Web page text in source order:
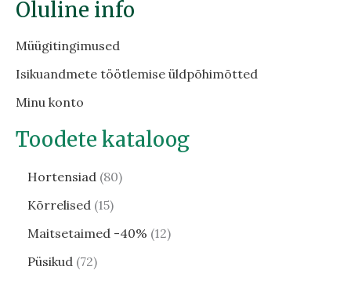
Oluline info
Müügitingimused
Isikuandmete töötlemise üldpõhimõtted
Minu konto
Toodete kataloog
Hortensiad 80
Kõrrelised 15
Maitsetaimed -40% 12
Püsikud 72